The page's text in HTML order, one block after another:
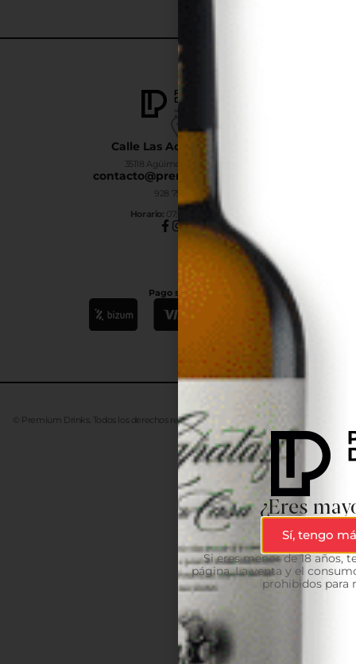
Calle Las Adelfas Nº6-B
35118 Agüimes, Las Palmas
contacto@premiumdrinks.es
928 754 363
Horario: 07:00h a 15:00h
Pago seguro
© Premium Drinks. Todos los derechos reservados. DesarrolladoAdvanze
¿Eres
Sí, tengo
Si eres menor de 18 años,
página. La venta y el
prohibidos para